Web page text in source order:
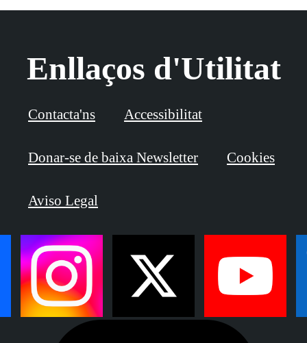
Enllaços d'Utilitat
Contacta'ns Accessibilitat
Donar-se de baixa Newsletter Cookies
Aviso Legal